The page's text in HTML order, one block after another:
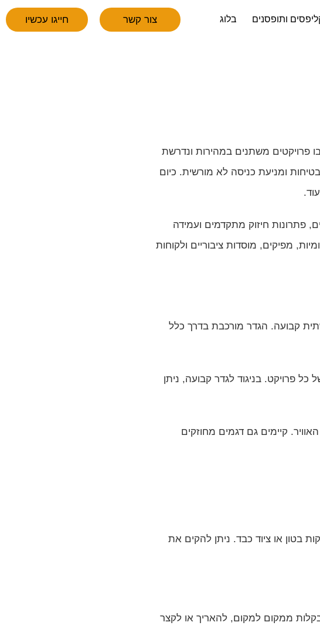
ותופסנים בלוג צור קשר חייגו עכשיו
פרויקטים משתנים במהירות ונדרשת
ומניעת כניסה לא מורשית. כיום
פתרונות חיזוק מתקדמים ועמידה
מפיקים, מוסדות ציבוריים ולקוחות
קבועה. הגדר מורכבת בדרך כלל
פרויקט. בניגוד לגדר קבועה, ניתן
קיימים גם דגמים מחוזקים
בטון או ציוד כבד. ניתן להקים את
בקלות ממקום למקום, להאריך או לקצר